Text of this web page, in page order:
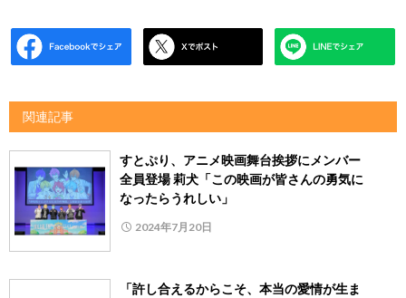
関連記事
すとぷり、アニメ映画舞台挨拶にメンバー
全員登場 莉犬「この映画が皆さんの勇気に
なったらうれしい」
2024年7月20日
「許し合えるからこそ、本当の愛情が生ま